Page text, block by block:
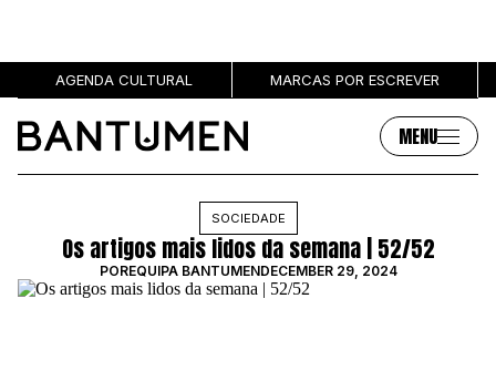
AGENDA CULTURAL MARCAS POR ESCREVER
MENU
MÚSICA
SOCIEDADE
Sobre
SOBRE NÓS
PUBLICIDADE
SOCIEDADE
Os artigos mais lidos da semana | 52/52
POREQUIPA BANTUMENDECEMBER 29, 2024